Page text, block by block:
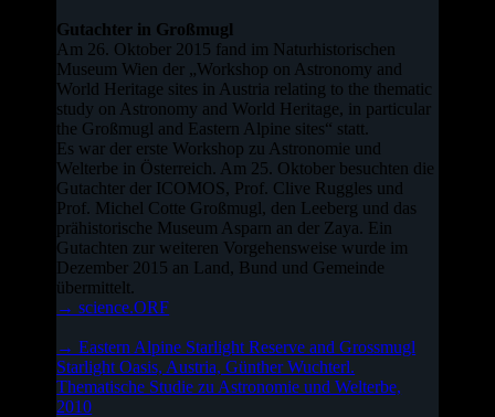
Gutachter in Großmugl
Am 26. Oktober 2015 fand im Naturhistorischen
Museum Wien der „Workshop on Astronomy and
World Heritage sites in Austria relating to the thematic
study on Astronomy and World Heritage, in particular
the Großmugl and Eastern Alpine sites“ statt.
Es war der erste Workshop zu Astronomie und
Welterbe in Österreich. Am 25. Oktober besuchten die
Gutachter der ICOMOS, Prof. Clive Ruggles und
Prof. Michel Cotte Großmugl, den Leeberg und das
prähistorische Museum Asparn an der Zaya. Ein
Gutachten zur weiteren Vorgehensweise wurde im
Dezember 2015 an Land, Bund und Gemeinde
übermittelt.
→ science.ORF
→ Eastern Alpine Starlight Reserve and Grossmugl
Starlight Oasis, Austria, Günther Wuchterl.
Thematische Studie zu Astronomie und Welterbe,
2010